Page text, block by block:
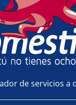
de servicios a